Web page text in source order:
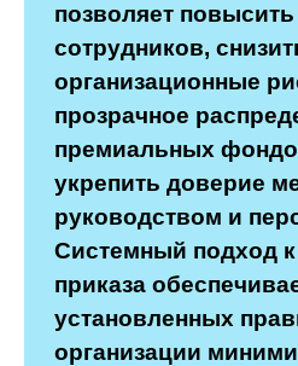
позволяет
сотрудников,
организационные
прозрачное
премиальных
укрепить доверие
руководством и
Системный подход
приказа
установленных
организации